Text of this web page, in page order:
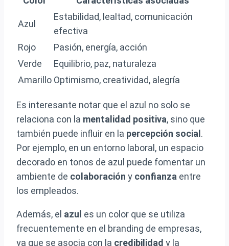
Azul
Estabilidad, lealtad, comunicación
efectiva
Rojo
Pasión, energía, acción
Verde
Equilibrio, paz, naturaleza
Amarillo Optimismo, creatividad, alegría
Es interesante notar que el azul no solo se
relaciona con la mentalidad positiva, sino que
también puede influir en la percepción social .
Por ejemplo, en un entorno laboral, un espacio
decorado en tonos de azul puede fomentar un
ambiente de colaboración y confianza entre
los empleados.
Además, el azul es un color que se utiliza
frecuentemente en el branding de empresas,
ya que se asocia con la credibilidad y la